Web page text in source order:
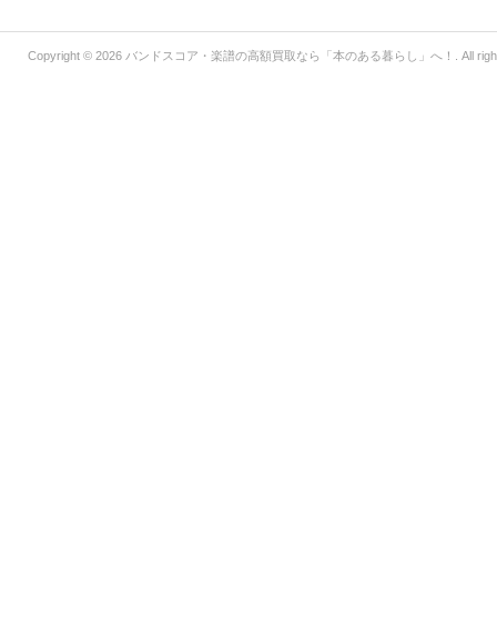
Copyright © 2026 バンドスコア・楽譜の高額買取なら「本のある暮らし」へ！ . All